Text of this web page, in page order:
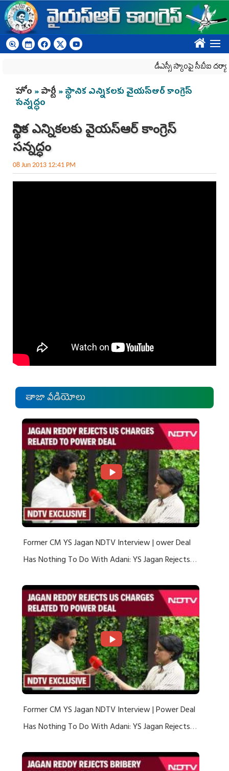
Skip to main content
????
డీఎస్సీ స్కాంపై సీబీఐ
You are here
హోం »పార్టీ » స్థానిక ఎన్నికలకు వైయస్ఆర్ కాంగ్రెస్
సన్నద్ధం
స్థానిక ఎన్నికలకు వైయస్ఆర్ కాంగ్రెస్
సన్నద్ధం
08 Jun 2013 12:41 PM
తాజా వీడియోలు
Former CM YS Jagan NDTV Interview | ower Deal
Has Nothing To Do With Adani: YS Jagan Rejects
Former CM YS Jagan NDTV Interview | Power Deal
Has Nothing To Do With Adani: YS Jagan Rejects